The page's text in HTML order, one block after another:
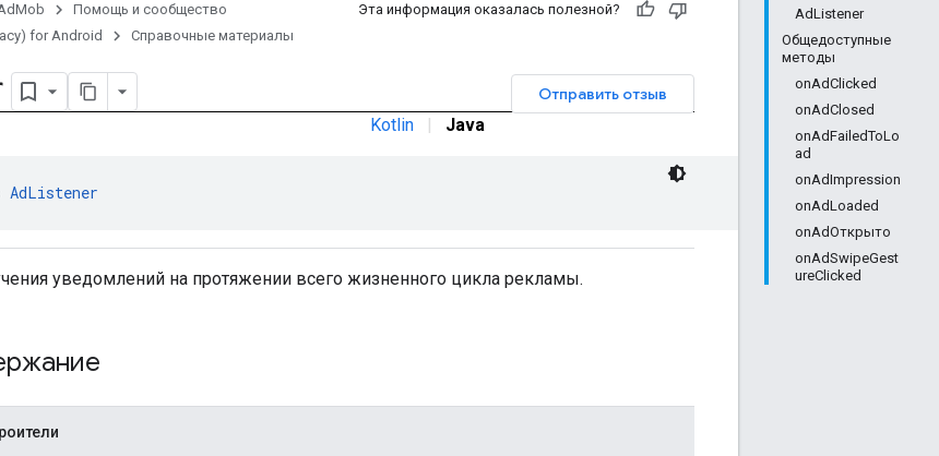
AdListener
Общедоступные
методы
onAdClicked
onAdClosed
onAdFailedToLo
ad
onAdImpression
onAdLoaded
onAdОткрыто
onAdSwipeGest
ureClicked
Помощь и сообщество
for Android
Справочные материалы
Эта информация оказалась полезной?
Отправить отзыв
Kotlin | Java
AdListener
уведомлений на протяжении всего жизненного цикла рекламы.